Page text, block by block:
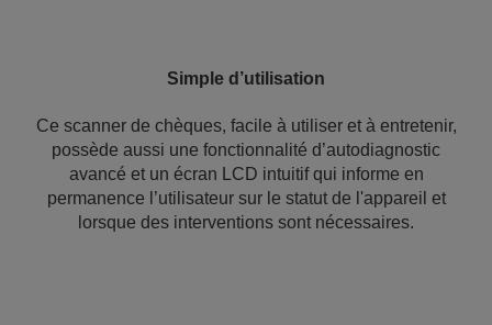
Simple d’utilisation
Ce scanner de chèques, facile à utiliser et à entretenir,
possède aussi une fonctionnalité d’autodiagnostic
avancé et un écran LCD intuitif qui informe en
permanence l’utilisateur sur le statut de l'appareil et
lorsque des interventions sont nécessaires.